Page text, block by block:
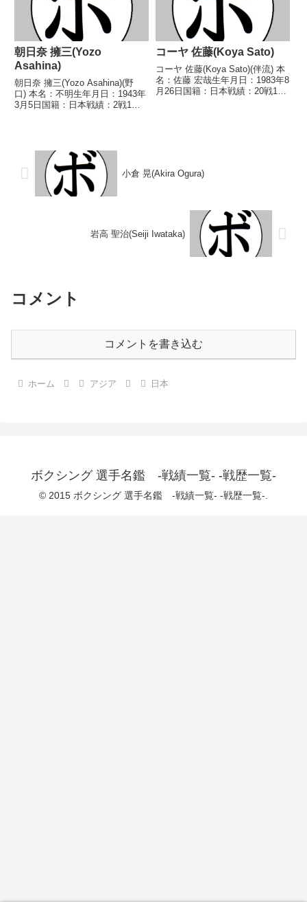
朝日奈 擁三(Yozo
Asahina)
朝日奈 擁三(Yozo Asahina)(野
口) 本名：不明生年月日：1943年
3月5日国籍：日本戦績：2戦1勝
谷)1980/03/17 ●1RKO...
コーヤ 佐藤(Koya Sato)
コーヤ 佐藤(Koya Sato)(伴流) 本
名：佐藤 宏哉生年月日：1983年8
月26日国籍：日本戦績：20戦12
小倉 晃(Akira Ogura)
岩高 聖治(Seiji Iwataka)
コメント
コメントを書き込む
ホーム アジア 日本
ボクシング 選手名鑑 -戦績一覧- -戦歴一覧-
© 2015 ボクシング 選手名鑑 -戦績一覧- -戦歴一覧-.